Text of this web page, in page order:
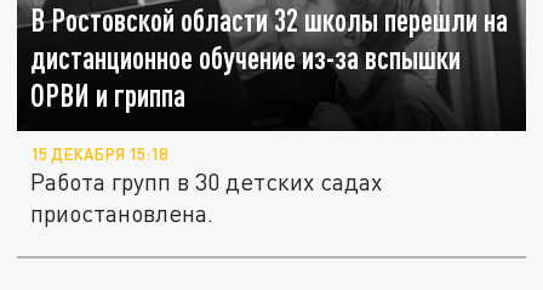
В Ростовской области 32 школы перешли на
дистанционное обучение из-за вспышки
ОРВИ и гриппа
15 ДЕКАБРЯ 15:18
Работа групп в 30 детских садах
приостановлена.